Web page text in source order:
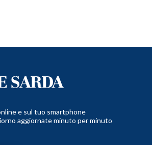
e sul tuo smartphone
aggiornate minuto per minuto